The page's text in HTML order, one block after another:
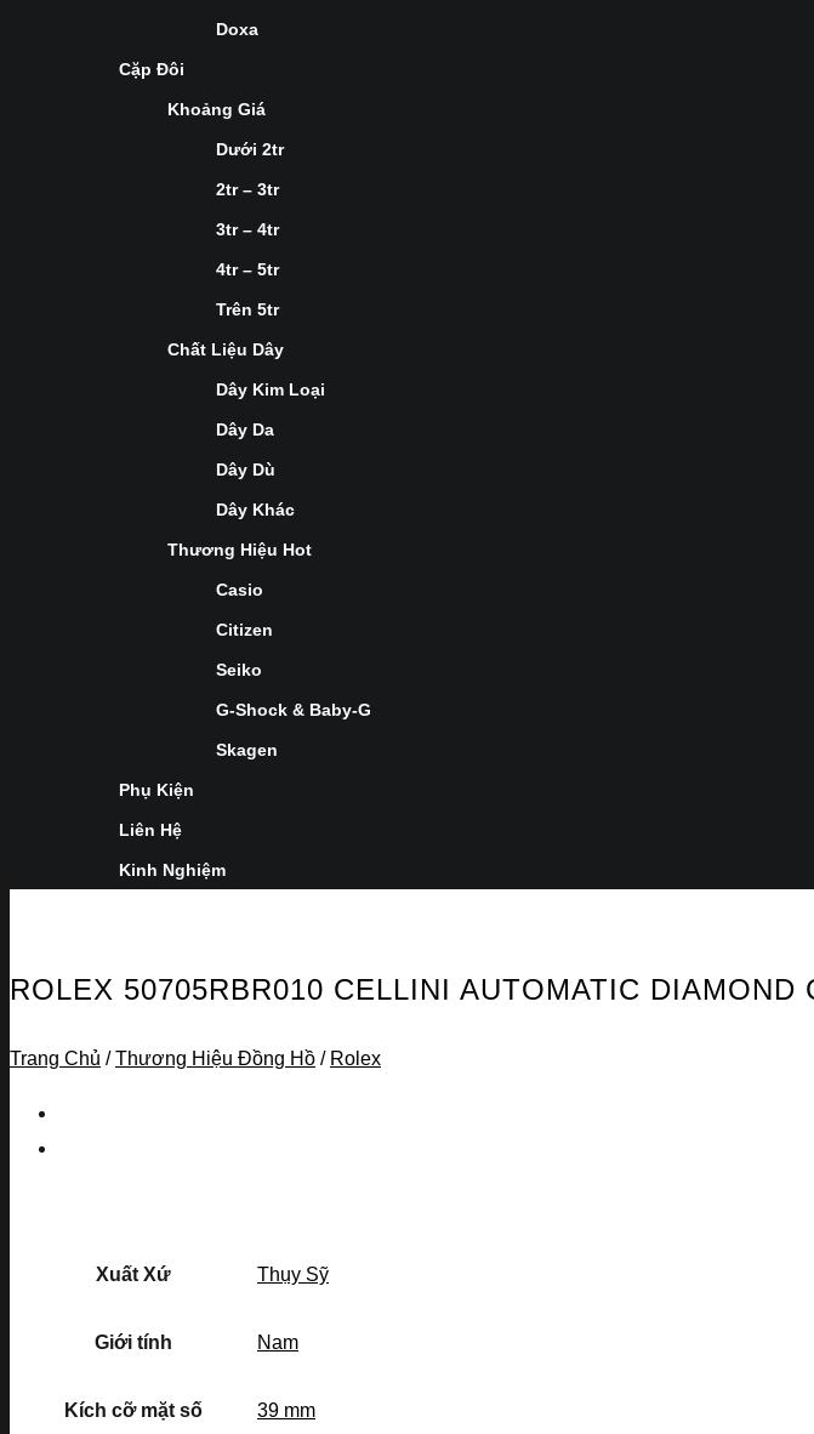
Doxa
Cặp Đôi
Khoảng Giá
Dưới 2tr
2tr – 3tr
3tr – 4tr
4tr – 5tr
Trên 5tr
Chất Liệu Dây
Dây Kim Loại
Dây Da
Dây Dù
Dây Khác
Thương Hiệu Hot
Casio
Citizen
Seiko
G-Shock & Baby-G
Skagen
Phụ Kiện
Liên Hệ
Kinh Nghiệm
ROLEX 50705RBR010 CELLINI AUTOMATIC DIAMOND
Trang Chủ / Thương Hiệu Đồng Hồ / Rolex
Xuất Xứ Thụy Sỹ
Giới tính Nam
Kích cỡ mặt số 39 mm